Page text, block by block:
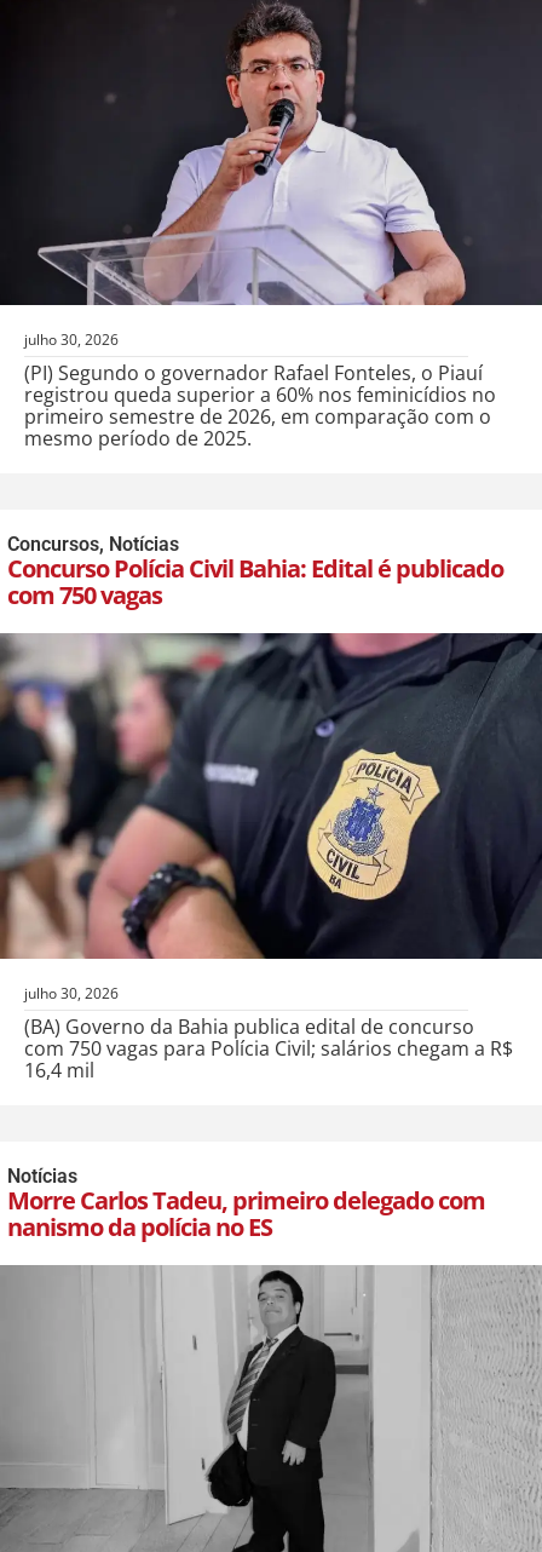
julho 30, 2026
(PI) Segundo o governador Rafael Fonteles, o Piauí
registrou queda superior a 60% nos feminicídios no
primeiro semestre de 2026, em comparação com o
mesmo período de 2025.
Concursos, Notícias
Concurso Polícia Civil Bahia: Edital é publicado
com 750 vagas
julho 30, 2026
(BA) Governo da Bahia publica edital de concurso
com 750 vagas para Polícia Civil; salários chegam a R$
16,4 mil
Notícias
Morre Carlos Tadeu, primeiro delegado com
nanismo da polícia no ES